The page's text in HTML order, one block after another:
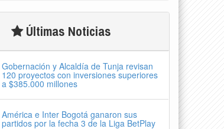
Últimas Noticias
Gobernación y Alcaldía de Tunja revisan
120 proyectos con inversiones superiores
a $385.000 millones
América e Inter Bogotá ganaron sus
partidos por la fecha 3 de la Liga BetPlay